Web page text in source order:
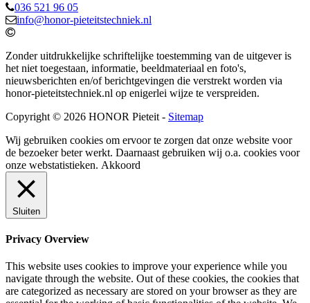
036 521 96 05
info@honor-pieteitstechniek.nl
Zonder uitdrukkelijke schriftelijke toestemming van de uitgever is
het niet toegestaan, informatie, beeldmateriaal en foto's,
nieuwsberichten en/of berichtgevingen die verstrekt worden via
honor-pieteitstechniek.nl op enigerlei wijze te verspreiden.
Copyright © 2026 HONOR Pieteit - Sitemap
Wij gebruiken cookies om ervoor te zorgen dat onze website voor
de bezoeker beter werkt. Daarnaast gebruiken wij o.a. cookies voor
onze webstatistieken. Akkoord
Sluiten
Privacy Overview
This website uses cookies to improve your experience while you
navigate through the website. Out of these cookies, the cookies that
are categorized as necessary are stored on your browser as they are